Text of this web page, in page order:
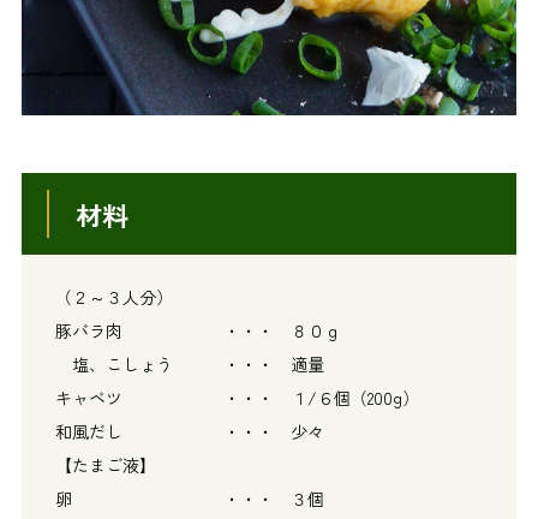
材料
（２～３人分）
豚バラ肉 ・・・ ８０ｇ
塩、こしょう ・・・ 適量
キャベツ ・・・ １/６個（200g）
和風だし ・・・ 少々
【たまご液】
卵 ・・・ ３個